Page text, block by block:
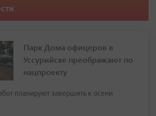
Парк Дома офицеров в
Уссурийске преображают по
нацпроекту
планируют завершить к осени